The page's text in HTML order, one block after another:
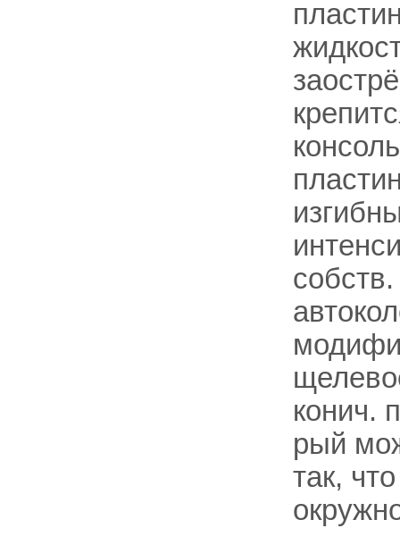
конич.
рый
так,